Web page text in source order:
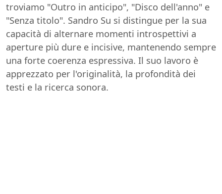
troviamo "Outro in anticipo", "Disco dell'anno" e
"Senza titolo". Sandro Su si distingue per la sua
capacità di alternare momenti introspettivi a
aperture più dure e incisive, mantenendo sempre
una forte coerenza espressiva. Il suo lavoro è
apprezzato per l'originalità, la profondità dei
testi e la ricerca sonora.